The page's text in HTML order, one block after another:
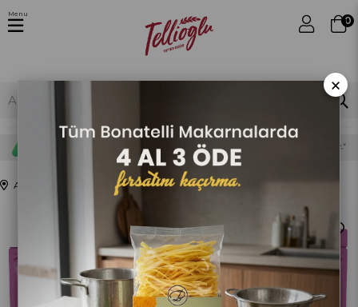
0
Menu
Anasayfa PASTACILIK SERİSİ Pasta ve Tatlı Süsleme Seti
×